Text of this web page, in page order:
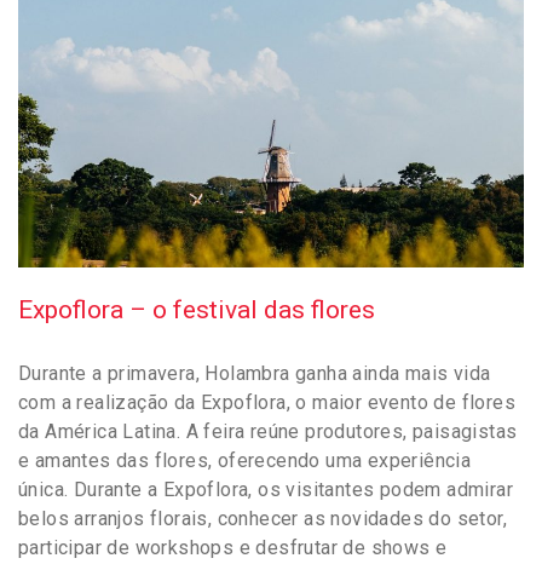
Expoflora – o festival das flores
Durante a primavera, Holambra ganha ainda mais vida
com a realização da Expoflora, o maior evento de flores
da América Latina. A feira reúne produtores, paisagistas
e amantes das flores, oferecendo uma experiência
única. Durante a Expoflora, os visitantes podem admirar
belos arranjos florais, conhecer as novidades do setor,
participar de workshops e desfrutar de shows e